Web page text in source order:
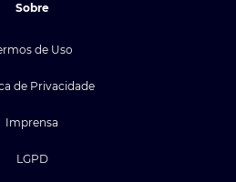
Sobre
de Uso
de Privacidade
Imprensa
LGPD